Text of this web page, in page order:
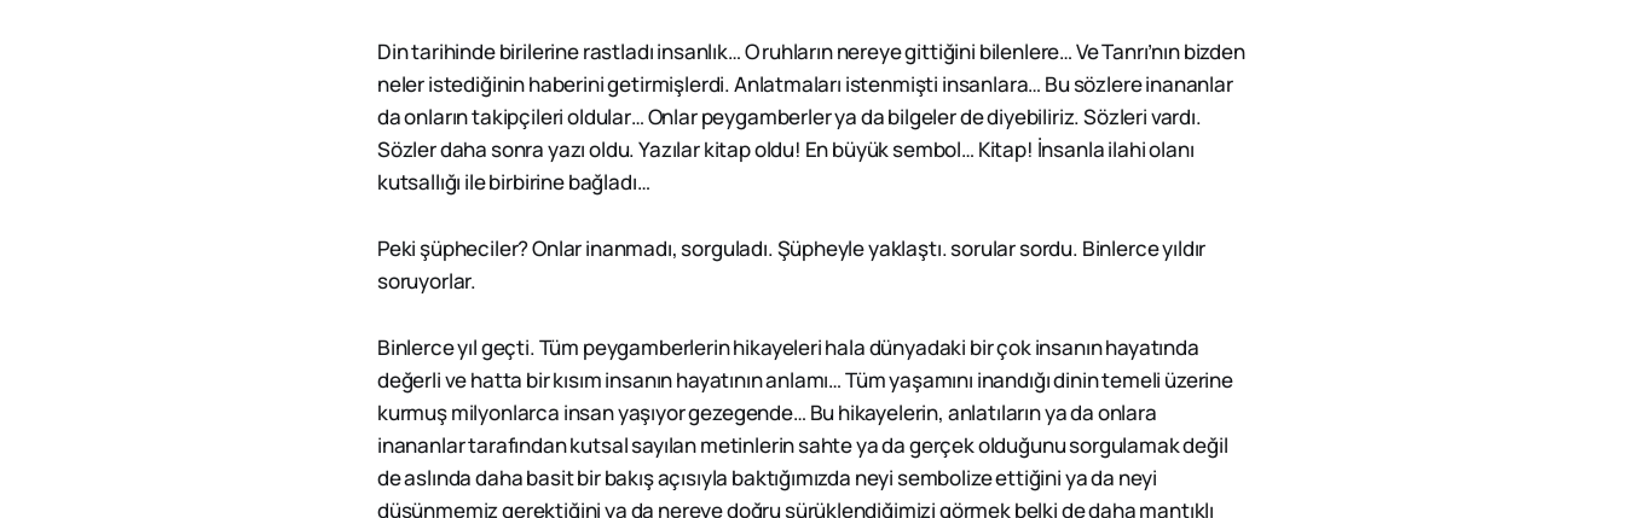
Din tarihinde birilerine rastladı insanlık… O ruhların nereye gittiğini bilenlere… Ve Tanrı’nın bizden
neler istediğinin haberini getirmişlerdi. Anlatmaları istenmişti insanlara… Bu sözlere inananlar
da onların takipçileri oldular… Onlar peygamberler ya da bilgeler de diyebiliriz. Sözleri vardı.
Sözler daha sonra yazı oldu. Yazılar kitap oldu! En büyük sembol… Kitap! İnsanla ilahi olanı
kutsallığı ile birbirine bağladı…
Peki şüpheciler? Onlar inanmadı, sorguladı. Şüpheyle yaklaştı. sorular sordu. Binlerce yıldır
soruyorlar.
Binlerce yıl geçti. Tüm peygamberlerin hikayeleri hala dünyadaki bir çok insanın hayatında
değerli ve hatta bir kısım insanın hayatının anlamı… Tüm yaşamını inandığı dinin temeli üzerine
kurmuş milyonlarca insan yaşıyor gezegende… Bu hikayelerin, anlatıların ya da onlara
inananlar tarafından kutsal sayılan metinlerin sahte ya da gerçek olduğunu sorgulamak değil
de aslında daha basit bir bakış açısıyla baktığımızda neyi sembolize ettiğini ya da neyi
düşünmemiz gerektiğini ya da nereye doğru sürüklendiğimizi görmek belki de daha mantıklı